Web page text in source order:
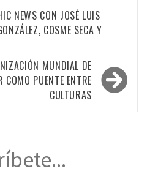
NEWS CON JOSÉ LUIS
COSME SECA Y
MUNDIAL DE
PUENTE ENTRE
CULTURAS